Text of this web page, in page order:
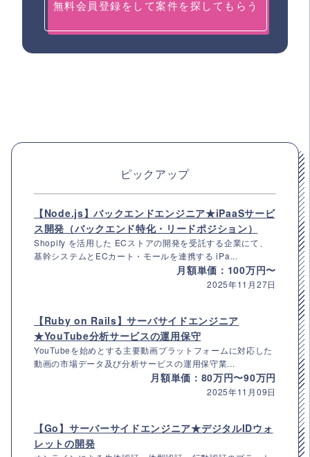
無料会員登録をして案件を探してもらう
ピックアップ
【Node.js】バックエンドエンジニア★iPaaSサービ
ス開発（バックエンド特化・リードポジション）
Shopify を活用した ECストアの開発を受託する企業にて、
基幹システムとECカート・モールを連携する iPa...
月額単価：100万円〜
2025年11月27日
【Ruby on Rails】サーバサイドエンジニア
★YouTube分析サービスの運用保守
YouTubeを始めとする主要動画プラットフォームに対応した
動画の市場データ及び分析サービスの運用保守業...
月額単価：80万円〜90万円
2025年11月09日
【Go】サーバーサイドエンジニア★デジタルIDウォ
レットの開発